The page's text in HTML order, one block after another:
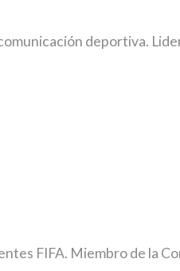
deportiva.
FIFA. Miembro de la